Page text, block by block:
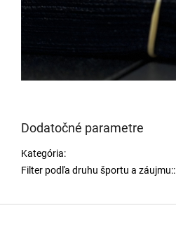
Dodatočné parametre
Kategória:
Filter podľa druhu športu a záujmu::